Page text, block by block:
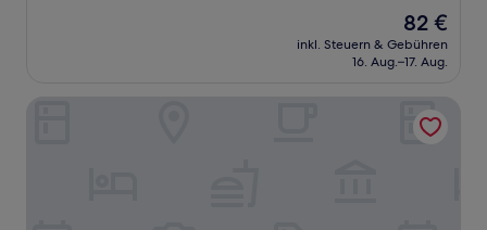
Der
Preis
beträgt
82 €
inkl. Steuern & Gebühren
16. Aug.–17. Aug.